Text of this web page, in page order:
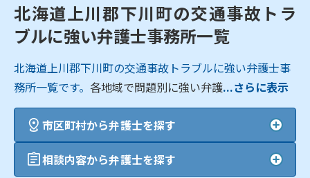
北海道上川郡下川町の交通事故トラ
ブルに強い弁護士事務所一覧
北海道上川郡下川町の交通事故トラブルに強い弁護士事
務所一覧です。各地域で問題別に強い弁護...さらに表示
市区町村から弁護士を探す
相談内容から弁護士を探す